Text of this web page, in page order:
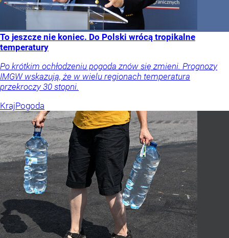
To jeszcze nie koniec. Do Polski wrócą tropikalne
temperatury
Po krótkim ochłodzeniu pogoda znów się zmieni. Prognozy
IMGW wskazują, że w wielu regionach temperatura
przekroczy 30 stopni.
KrajPogoda